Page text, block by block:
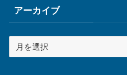
アーカイブ
ー